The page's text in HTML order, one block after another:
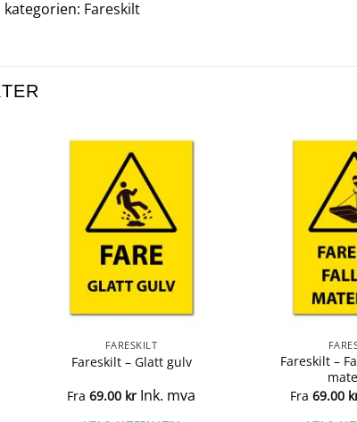
kategorien: Fareskilt
FARESKILT
Fareskilt – Glatt gulv
Fra 69.00 kr Ink. mva
Fareskilt –
Fra 69.00